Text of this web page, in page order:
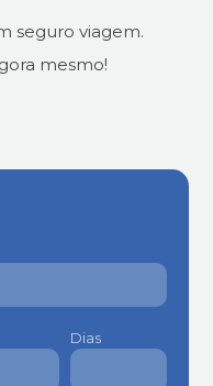
seguro viagem.
mesmo!
Dias